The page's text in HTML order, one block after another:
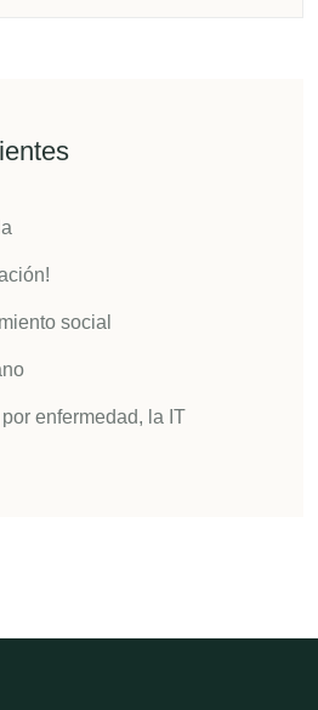
social
enfermedad, la IT